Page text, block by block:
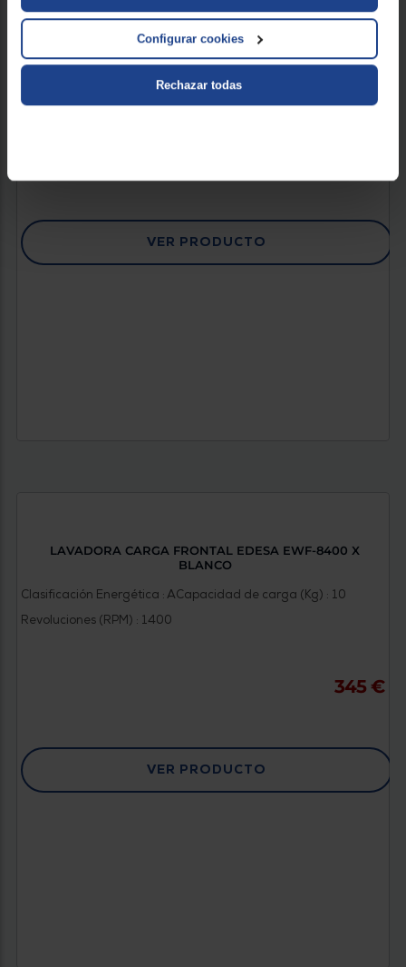
Configurar cookies
Rechazar todas
LAVADORA CARGA FRONTAL EDESA EWF-11400 WH
BLANCO
Clasificación Energética : ACapacidad de carga (Kg) : 11
Revoluciones (RPM) : 1400
VER PRODUCTO
LAVADORA CARGA FRONTAL EDESA EWF-8400 X
BLANCO
Clasificación Energética : ACapacidad de carga (Kg) : 10
Revoluciones (RPM) : 1400
345 €
VER PRODUCTO